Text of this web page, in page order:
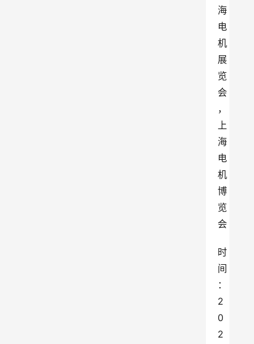
海
电
机
展
览
会
，
上
海
电
机
博
览
会
时
间
：
2
0
2